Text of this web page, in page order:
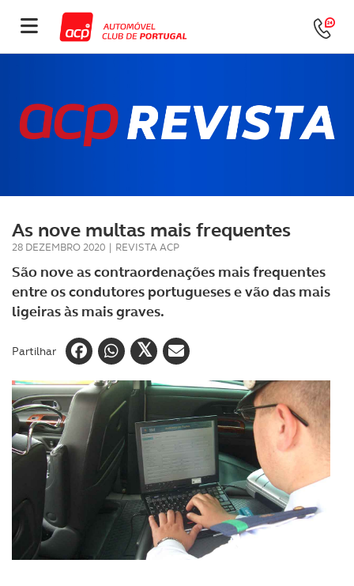
As nove multas mais frequentes
28 DEZEMBRO 2020 | REVISTA ACP
São nove as contraordenações mais frequentes
entre os condutores portugueses e vão das mais
ligeiras às mais graves.
Partilhar